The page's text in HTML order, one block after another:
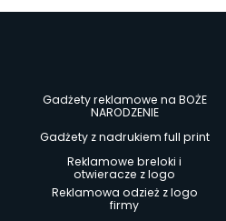
Gadżety reklamowe na BOŻE
NARODZENIE
Gadżety z nadrukiem full print
Reklamowe breloki i
otwieracze z logo
Reklamowa odzież z logo
firmy